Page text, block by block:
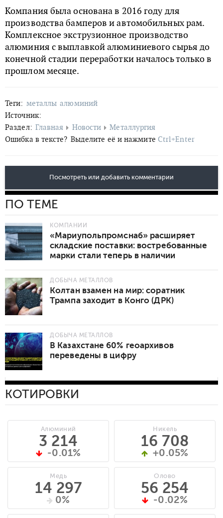
Компания была основана в 2016 году для
производства бамперов и автомобильных рам.
Комплексное экструзионное производство
алюминия с выплавкой алюминиевого сырья до
конечной стадии переработки началось только в
прошлом месяце.
Теги: металлы алюминий
Источник:
Раздел: Главная Новости
Металлургия
Ошибка в тексте? Выделите её и нажмите Ctrl+Enter
Посмотреть или добавить комментарии
ПО ТЕМЕ
КОМПАНИИ
«Мариупольпромснаб» расширяет
складские поставки: востребованные
марки стали теперь в наличии
ДОБЫЧА МЕТАЛЛОВ
Колтан взамен на мир: соратник
Трампа заходит в Конго (ДРК)
ДОБЫЧА МЕТАЛЛОВ
В Казахстане 60% геоархивов
переведены в цифру
КОТИРОВКИ
Алюминий
3 214
-0.01%
Медь
14 297
0%
Никель
16 708
+0.05%
Олово
56 254
-0.02%